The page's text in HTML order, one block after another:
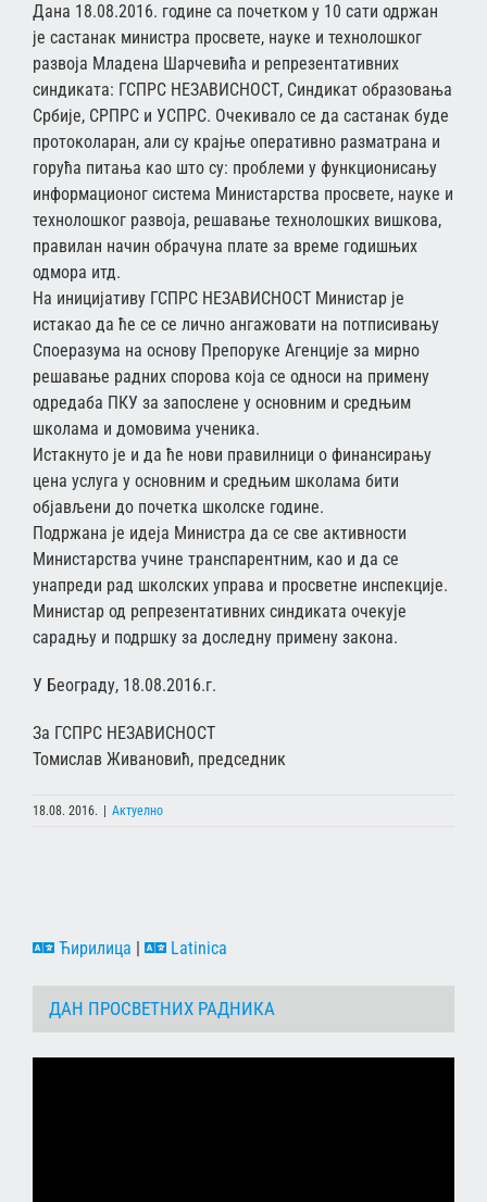
Дана 18.08.2016. године са почетком у 10 сати одржан
је састанак министра просвете, науке и технолошког
развоја Младена Шарчевића и репрезентативних
синдиката: ГСПРС НЕЗАВИСНОСТ, Синдикат образовања
Србије, СРПРС и УСПРС. Очекивало се да састанак буде
протоколаран, али су крајње оперативно разматрана и
горућа питања као што су: проблеми у функционисању
информационог система Министарства просвете, науке и
технолошког развоја, решавање технолошких вишкова,
правилан начин обрачуна плате за време годишњих
одмора итд.
На иницијативу ГСПРС НЕЗАВИСНОСТ Министар је
истакао да ће се се лично ангажовати на потписивању
Споеразума на основу Препоруке Агенције за мирно
решавање радних спорова која се односи на примену
одредаба ПКУ за запослене у основним и средњим
школама и домовима ученика.
Истакнуто је и да ће нови правилници о финансирању
цена услуга у основним и средњим школама бити
објављени до почетка школске године.
Подржана је идеја Министра да се све активности
Министарства учине транспарентним, као и да се
унапреди рад школских управа и просветне инспекције.
Министар од репрезентативних синдиката очекује
сарадњу и подршку за доследну примену закона.
У Београду, 18.08.2016.г.
За ГСПРС НЕЗАВИСНОСТ
Томислав Живановић, председник
18.08. 2016. | Актуелно
Ћирилица | Latinica
ДАН ПРОСВЕТНИХ РАДНИКА